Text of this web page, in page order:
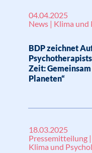
04.04.2025
News | Klima und
BDP zeichnet
Zeit:
Planeten“
18.03.2025
Pressemitteilung
Klima und